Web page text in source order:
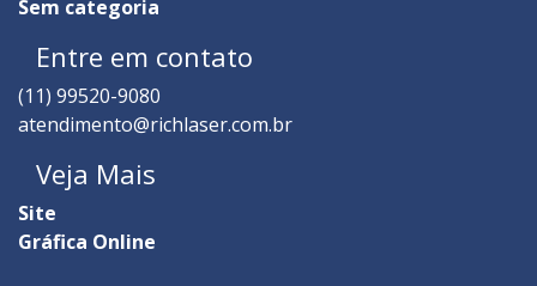
Sem categoria
Entre em contato
(11) 99520-9080
atendimento@richlaser.com.br
Veja Mais
Site
Gráfica Online